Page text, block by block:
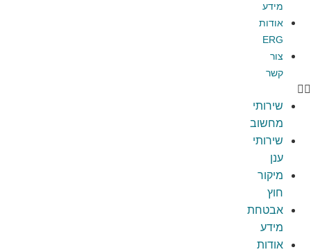
מידע
אודות
ERG
צור
קשר
שירותי
מחשוב
שירותי
ענן
מיקור
חוץ
אבטחת
מידע
אודות